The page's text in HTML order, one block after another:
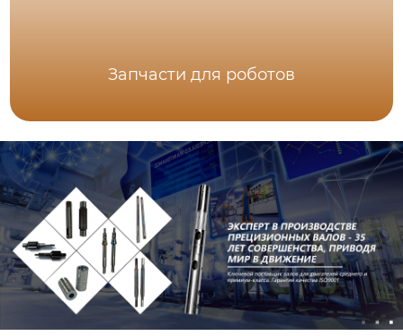
Запчасти для роботов